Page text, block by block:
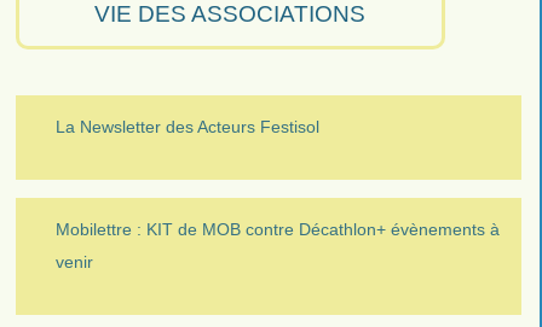
VIE DES ASSOCIATIONS
La Newsletter des Acteurs Festisol
Mobilettre : KIT de MOB contre Décathlon+ évènements à
venir